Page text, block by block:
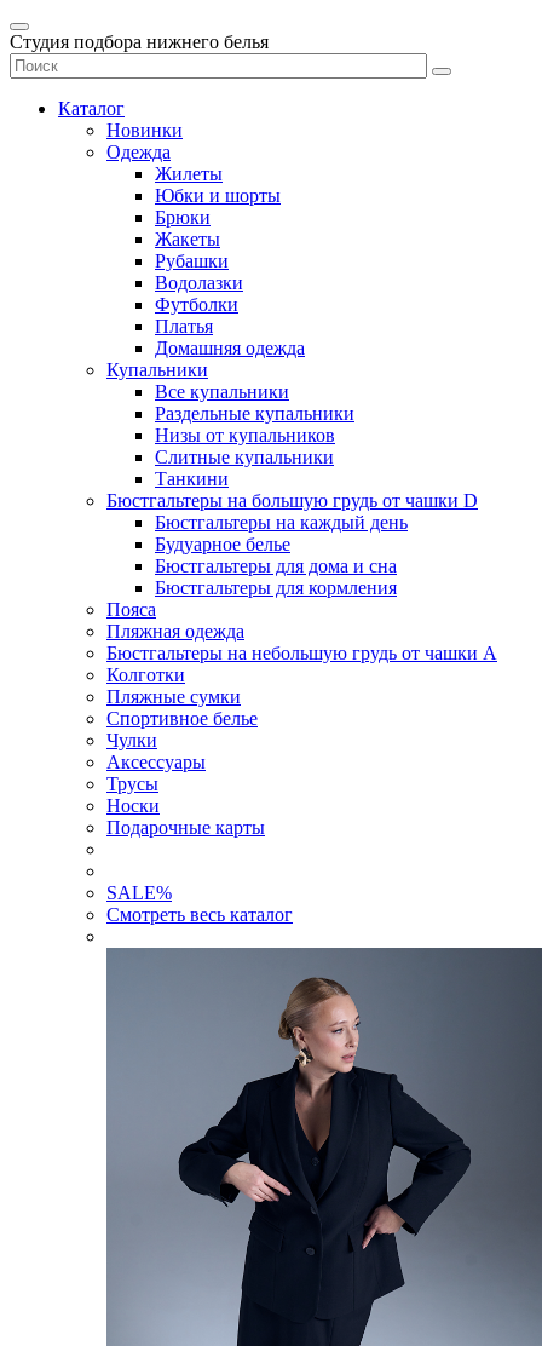
Студия подбора нижнего белья
Каталог
Новинки
Одежда
Жилеты
Юбки и шорты
Брюки
Жакеты
Рубашки
Водолазки
Футболки
Платья
Домашняя одежда
Купальники
Все купальники
Раздельные купальники
Низы от купальников
Слитные купальники
Танкини
Бюстгальтеры на большую грудь от чашки D
Бюстгальтеры на каждый день
Будуарное белье
Бюстгальтеры для дома и сна
Бюстгальтеры для кормления
Пояса
Пляжная одежда
Бюстгальтеры на небольшую грудь от чашки А
Колготки
Пляжные сумки
Спортивное белье
Чулки
Аксессуары
Трусы
Носки
Подарочные карты
SALE%
Смотреть весь каталог